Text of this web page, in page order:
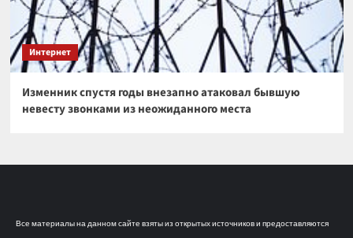
Интернет
Изменник спустя годы внезапно атаковал бывшую
невесту звонками из неожиданного места
Все материалы на данном сайте взяты из открытых источников и предоставляются